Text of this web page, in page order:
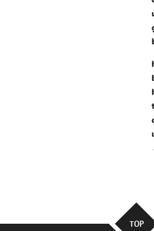
TOP